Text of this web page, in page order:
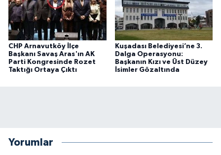
CHP Arnavutköy İlçe
Başkanı Savaş Aras'ın AK
Parti Kongresinde Rozet
Taktığı Ortaya Çıktı
Kuşadası Belediyesi’ne 3.
Dalga Operasyonu:
Başkanın Kızı ve Üst Düzey
İsimler Gözaltında
Yorumlar